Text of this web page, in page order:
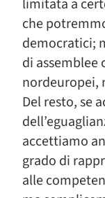
limitata a
che
democratici;
di assemblee
nordeuropei,
Del resto, se
accettiamo
grado di
alle